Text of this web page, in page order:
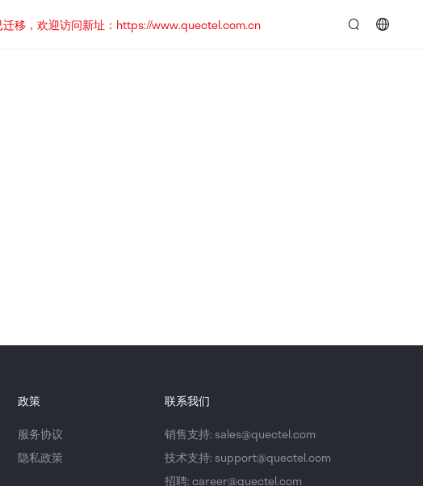
迁移，欢迎访问新址：https://www.quectel.com.cn
政策
服务协议
隐私政策
联系我们
销售支持: sales@quectel.com
技术支持: support@quectel.com
招聘: career@quectel.com